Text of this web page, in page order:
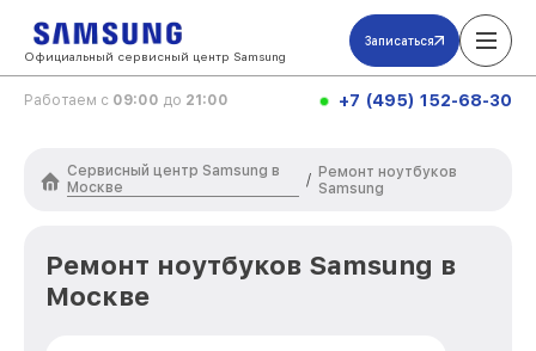
Официальный сервисный центр Samsung
Записаться
Работаем с 09:00 до 21:00 +7 (495) 152-68-30
Сервисный центр Samsung в
Москве
/ Ремонт ноутбуков
Samsung
Ремонт ноутбуков Samsung в
Москве